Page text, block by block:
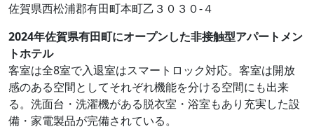
佐賀県西松浦郡有田町本町乙３０３０‐４
2024年佐賀県有田町にオープンした非接触型アパートメン
トホテル
客室は全8室で入退室はスマートロック対応。客室は開放
感のある空間としてそれぞれ機能を分ける空間にも出来
る。洗面台・洗濯機がある脱衣室・浴室もあり充実した設
備・家電製品が完備されている。